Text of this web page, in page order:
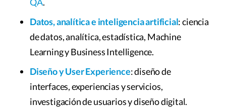
Datos, analítica e inteligencia artificial: ciencia
de datos, analítica, estadística, Machine
Learning y Business Intelligence.
Diseño y User Experience: diseño de
interfaces, experiencias y servicios,
investigación de usuarios y diseño digital.